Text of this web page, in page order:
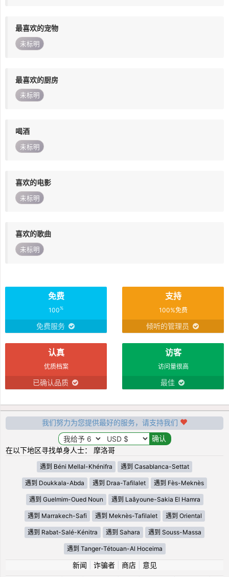
最喜欢的宠物
未标明
最喜欢的厨房
未标明
喝酒
未标明
喜欢的电影
未标明
喜欢的歌曲
未标明
免费
100%
免费服务
支持
100%免费
倾听的管理员
认真
优质档案
已确认品质
访客
访问量很高
最佳
我们努力为您提供最好的服务，请支持我们
在以下地区寻找单身人士： 摩洛哥
遇到 Béni Mellal-Khénifra 遇到 Casablanca-Settat
遇到 Doukkala-Abda 遇到 Draa-Tafilalet 遇到 Fès-Meknès
遇到 Guelmim-Oued Noun 遇到 Laâyoune-Sakia El Hamra
遇到 Marrakech-Safi 遇到 Meknès-Tafilalet 遇到 Oriental
遇到 Rabat-Salé-Kénitra 遇到 Sahara 遇到 Souss-Massa
遇到 Tanger-Tétouan-Al Hoceima
新闻 诈骗者| 商店| 意见